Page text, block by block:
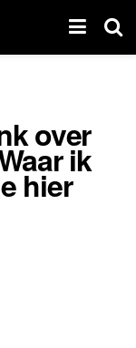
over
ik
hier